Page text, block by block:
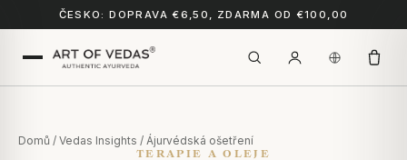
ČESKO: DOPRAVA €6,50, ZDARMA OD €100,00
Domů / Vedas Insights / Ájurvédská ošetření
TERAPIE A OLEJE